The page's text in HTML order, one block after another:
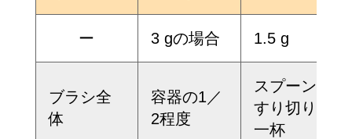
ー 3 gの場合 1.5 g
ブラシ全
体
容器の1／
2程度
スプーン
すり切り
一杯